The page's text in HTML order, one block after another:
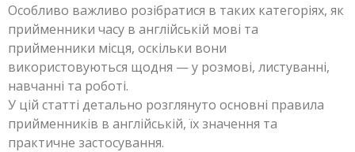
Особливо важливо розібратися в таких категоріях, як
прийменники часу в англійській мові та
прийменники місця, оскільки вони
використовуються щодня — у розмові, листуванні,
навчанні та роботі.
У цій статті детально розглянуто основні правила
прийменників в англійській, їх значення та
практичне застосування.